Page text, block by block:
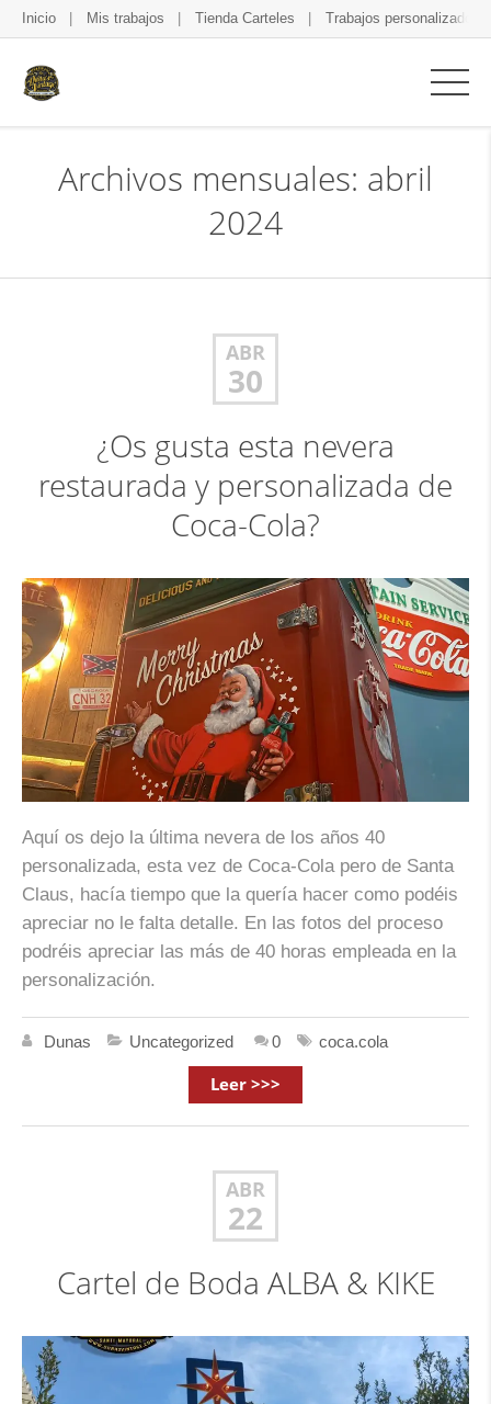
Inicio Mis trabajos Tienda Carteles Trabajos personalizados
Archivos mensuales: abril
2024
ABR
30
¿Os gusta esta nevera
restaurada y personalizada de
Coca-Cola?
Aquí os dejo la última nevera de los años 40
personalizada, esta vez de Coca-Cola pero de Santa
Claus, hacía tiempo que la quería hacer como podéis
apreciar no le falta detalle. En las fotos del proceso
podréis apreciar las más de 40 horas empleada en la
personalización.
Dunas Uncategorized 0 coca.cola
Leer >>>
ABR
22
Cartel de Boda ALBA & KIKE